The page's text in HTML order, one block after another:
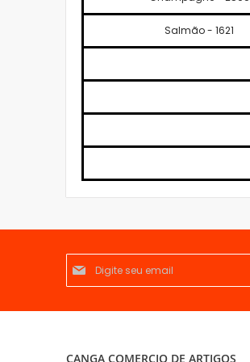
Salmão - 1621
Inscreva-
se
na
Newsletter:
CANGA COMERCIO DE ARTIGOS